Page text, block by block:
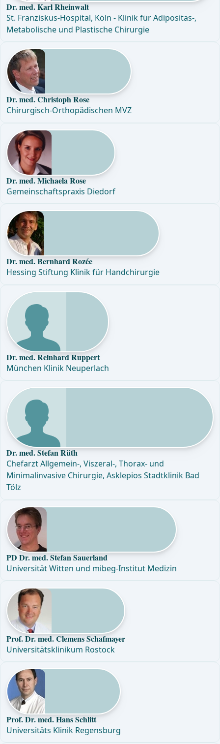
Dr. med. Karl Rheinwalt
St. Franziskus-Hospital, Köln - Klinik für Adipositas-,
Metabolische und Plastische Chirurgie
Dr. med. Christoph Rose
Chirurgisch-Orthopädischen MVZ
Dr. med. Michaela Rose
Gemeinschaftspraxis Diedorf
Dr. med. Bernhard Rozée
Hessing Stiftung Klinik für Handchirurgie
Dr. med. Reinhard Ruppert
München Klinik Neuperlach
Dr. med. Stefan Rüth
Chefarzt Allgemein-, Viszeral-, Thorax- und
Minimalinvasive Chirurgie, Asklepios Stadtklinik Bad
Tölz
PD Dr. med. Stefan Sauerland
Universität Witten und mibeg-Institut Medizin
Prof. Dr. med. Clemens Schafmayer
Universitätsklinikum Rostock
Prof. Dr. med. Hans Schlitt
Universitäts Klinik Regensburg